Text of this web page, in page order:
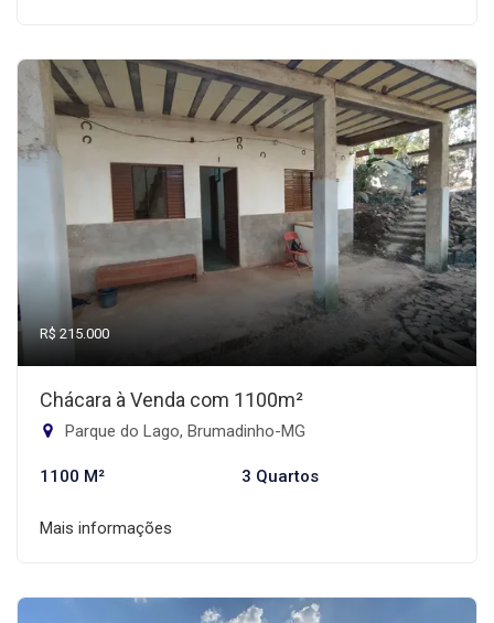
R$ 215.000
Chácara à Venda com 1100m²
Parque do Lago, Brumadinho-MG
1100 M² 3 Quartos
Mais informações